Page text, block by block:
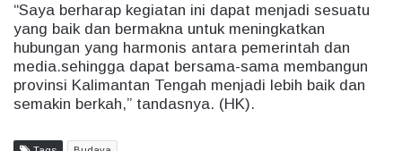
“Saya berharap kegiatan ini dapat menjadi sesuatu
yang baik dan bermakna untuk meningkatkan
hubungan yang harmonis antara pemerintah dan
media.sehingga dapat bersama-sama membangun
provinsi Kalimantan Tengah menjadi lebih baik dan
semakin berkah,” tandasnya. (HK).